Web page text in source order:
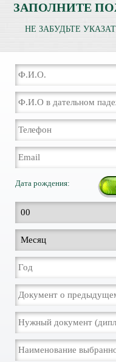
ЗАПОЛНИТЕ
НЕ ЗАБУДЬТЕ
Дата рождения: